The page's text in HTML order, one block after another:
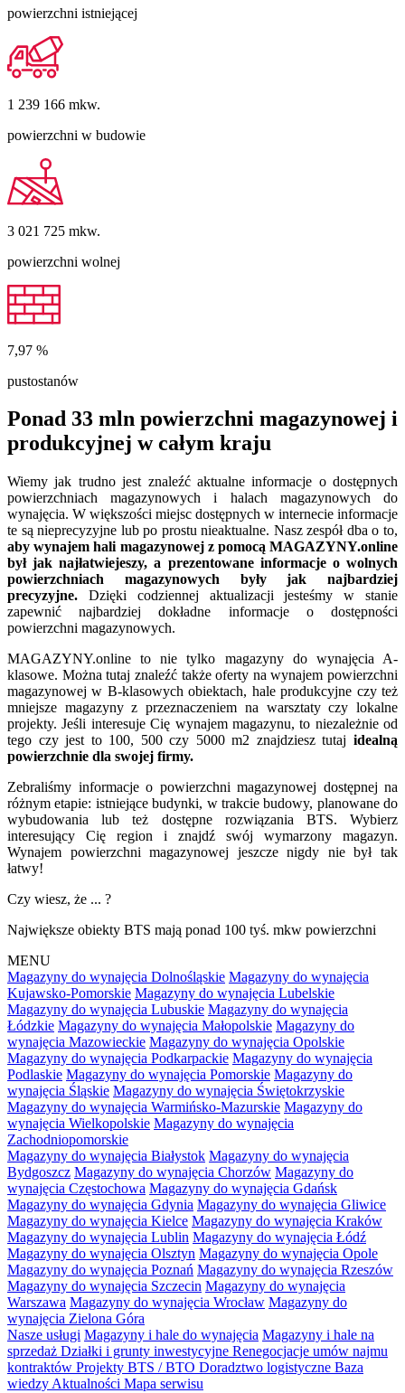
powierzchni istniejącej
1 239 166 mkw.
powierzchni w budowie
3 021 725 mkw.
powierzchni wolnej
7,97 %
pustostanów
Ponad 33 mln powierzchni magazynowej i
produkcyjnej w całym kraju
Wiemy jak trudno jest znaleźć aktualne informacje o dostępnych
powierzchniach magazynowych i halach magazynowych do
wynajęcia. W większości miejsc dostępnych w internecie informacje
te są nieprecyzyjne lub po prostu nieaktualne. Nasz zespół dba o to,
aby wynajem hali magazynowej z pomocą MAGAZYNY.online
był jak najłatwiejeszy, a prezentowane informacje o wolnych
powierzchniach magazynowych były jak najbardziej
precyzyjne. Dzięki codziennej aktualizacji jesteśmy w stanie
zapewnić najbardziej dokładne informacje o dostępności
powierzchni magazynowych.
MAGAZYNY.online to nie tylko magazyny do wynajęcia A-
klasowe. Można tutaj znaleźć także oferty na wynajem powierzchni
magazynowej w B-klasowych obiektach, hale produkcyjne czy też
mniejsze magazyny z przeznaczeniem na warsztaty czy lokalne
projekty. Jeśli interesuje Cię wynajem magazynu, to niezależnie od
tego czy jest to 100, 500 czy 5000 m2 znajdziesz tutaj idealną
powierzchnie dla swojej firmy.
Zebraliśmy informacje o powierzchni magazynowej dostępnej na
różnym etapie: istniejące budynki, w trakcie budowy, planowane do
wybudowania lub też dostępne rozwiązania BTS. Wybierz
interesujący Cię region i znajdź swój wymarzony magazyn.
Wynajem powierzchni magazynowej jeszcze nigdy nie był tak
łatwy!
Czy wiesz, że ... ?
Największe obiekty BTS mają ponad 100 tyś. mkw powierzchni
MENU
Magazyny do wynajęcia Dolnośląskie Magazyny do wynajęcia
Kujawsko-Pomorskie Magazyny do wynajęcia Lubelskie
Magazyny do wynajęcia Lubuskie Magazyny do wynajęcia
Łódzkie Magazyny do wynajęcia Małopolskie Magazyny do
wynajęcia Mazowieckie Magazyny do wynajęcia Opolskie
Magazyny do wynajęcia Podkarpackie Magazyny do wynajęcia
Podlaskie Magazyny do wynajęcia Pomorskie Magazyny do
wynajęcia Śląskie Magazyny do wynajęcia Świętokrzyskie
Magazyny do wynajęcia Warmińsko-Mazurskie Magazyny do
wynajęcia Wielkopolskie Magazyny do wynajęcia
Zachodniopomorskie
Magazyny do wynajęcia Białystok Magazyny do wynajęcia
Bydgoszcz Magazyny do wynajęcia Chorzów Magazyny do
wynajęcia Częstochowa Magazyny do wynajęcia Gdańsk
Magazyny do wynajęcia Gdynia Magazyny do wynajęcia Gliwice
Magazyny do wynajęcia Kielce Magazyny do wynajęcia Kraków
Magazyny do wynajęcia Lublin Magazyny do wynajęcia Łódź
Magazyny do wynajęcia Olsztyn Magazyny do wynajęcia Opole
Magazyny do wynajęcia Poznań Magazyny do wynajęcia Rzeszów
Magazyny do wynajęcia Szczecin Magazyny do wynajęcia
Warszawa Magazyny do wynajęcia Wrocław Magazyny do
wynajęcia Zielona Góra
Nasze usługi Magazyny i hale do wynajęcia Magazyny i hale na
sprzedaż Działki i grunty inwestycyjne Renegocjacje umów najmu
kontraktów Projekty BTS / BTO Doradztwo logistyczne Baza
wiedzy Aktualności Mapa serwisu